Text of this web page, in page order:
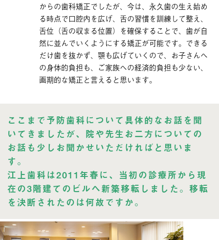
からの歯科矯正でしたが、今は、永久歯の生え始め
る時点で口腔内を広げ、舌の習慣を訓練して整え、
舌位（舌の収まる位置）を確保することで、歯が自
然に並んでいくようにする矯正が可能です。できる
だけ歯を抜かず、顎も広げていくので、お子さんへ
の身体的負担も、ご家族への経済的負担も少ない、
画期的な矯正と言えると思います。
ここまで予防歯科について具体的なお話を聞
いてきましたが、院や先生お二方についての
お話も少しお聞かせいただければと思いま
す。
江上歯科は2011年春に、当初の診療所から現
在の3階建てのビルへ新築移転しました。移転
を決断されたのは何故ですか。